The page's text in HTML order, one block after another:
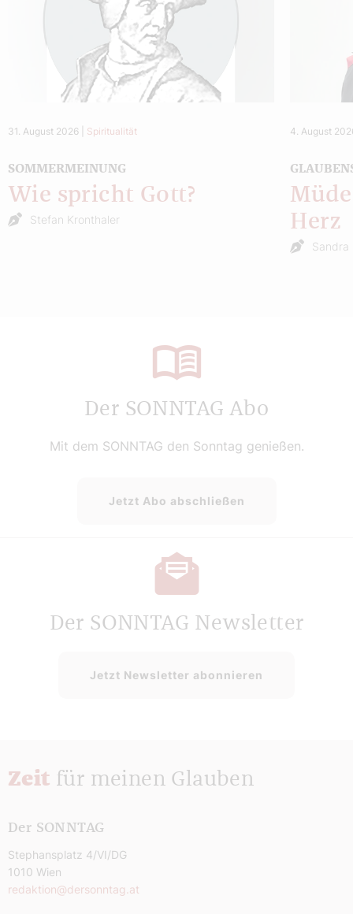
31. August 2026 Spiritualität
SOMMERMEINUNG
Wie spricht Gott?
Stefan Kronthaler
4. August
Herz
Sandra
Der SONNTAG Abo
Mit dem SONNTAG den Sonntag genießen.
Jetzt Abo abschließen
Der SONNTAG Newsletter
Jetzt Newsletter abonnieren
Zeit für meinen Glauben
Der SONNTAG
Stephansplatz 4/VI/DG
1010 Wien
redaktion@dersonntag.at